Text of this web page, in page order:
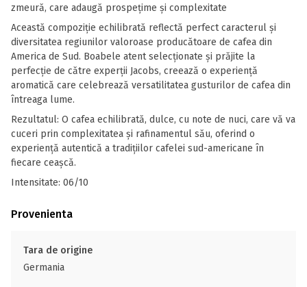
zmeură, care adaugă prospețime și complexitate
Această compoziție echilibrată reflectă perfect caracterul și
diversitatea regiunilor valoroase producătoare de cafea din
America de Sud. Boabele atent selecționate și prăjite la
perfecție de către experții Jacobs, creează o experiență
aromatică care celebrează versatilitatea gusturilor de cafea din
întreaga lume.
Rezultatul: O cafea echilibrată, dulce, cu note de nuci, care vă va
cuceri prin complexitatea și rafinamentul său, oferind o
experiență autentică a tradițiilor cafelei sud-americane în
fiecare ceaşcă.
Intensitate: 06/10
Provenienta
Tara de origine
Germania